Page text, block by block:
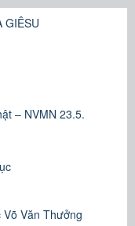
GIÊSU
– NVMN 23.5.
Văn Thưởng